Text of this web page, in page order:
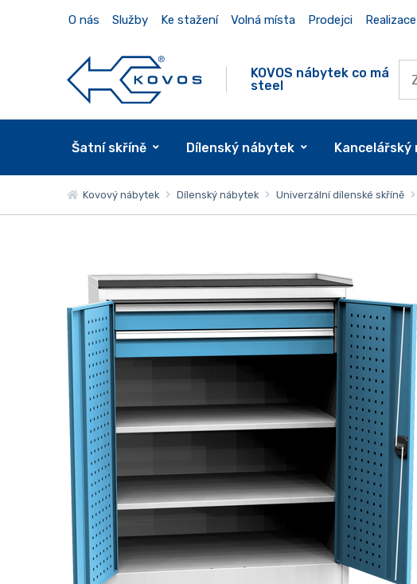
O nás Služby Ke stažení Volná místa Prodejci Realizace
KOVOS nábytek co má
steel
Šatní skříně Dílenský nábytek Kancelářský
Kovový nábytek Dílenský nábytek Univerzální dílenské skříně